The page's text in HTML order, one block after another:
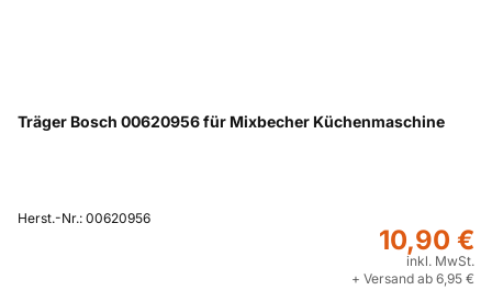
Träger Bosch 00620956 für Mixbecher Küchenmaschine
Herst.-Nr.: 00620956
10,90 €
inkl. MwSt.
+ Versand ab 6,95 €